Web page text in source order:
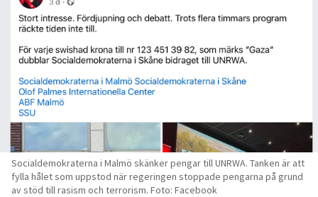
Socialdemokraterna i Malmö skänker pengar till UNRWA. Tanken är att
fylla hålet som uppstod när regeringen stoppade pengarna på grund
av stöd till rasism och terrorism. Foto: Facebook